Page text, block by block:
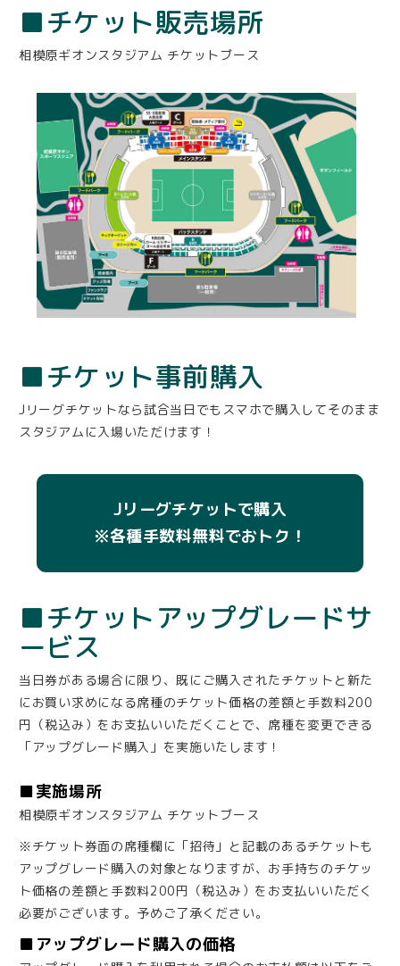
■チケット販売場所
相模原ギオンスタジアム チケットブース
■チケット事前購入
Jリーグチケットなら試合当日でもスマホで購入してそのまま
スタジアムに入場いただけます！
Jリーグチケットで購入
※各種手数料無料でおトク！
■チケットアップグレードサ
ービス
当日券がある場合に限り、既にご購入されたチケットと新た
にお買い求めになる席種のチケット価格の差額と手数料200
円（税込み）をお支払いいただくことで、席種を変更できる
「アップグレード購入」を実施いたします！
■実施場所
相模原ギオンスタジアム チケットブース
※チケット券面の席種欄に「招待」と記載のあるチケットも
アップグレード購入の対象となりますが、お手持ちのチケッ
ト価格の差額と手数料200円（税込み）をお支払いいただく
必要がございます。予めご了承ください。
■アップグレード購入の価格